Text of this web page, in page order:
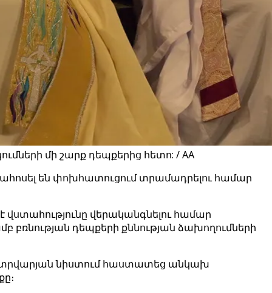
մի շարք դեպքերից հետո: / AA
են փոխհատուցում տրամադրելու համար
վստահությունը վերականգնելու համար
բռնության դեպքերի քննության ձախողումների
նիստում հաստատեց անկախ